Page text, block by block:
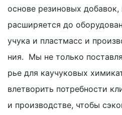
основе резиновых добавок,
расширяется до
учука и пластмасс и
ния. Мы не только
рье для каучуковых
влетворить потребности
и производстве, чтобы